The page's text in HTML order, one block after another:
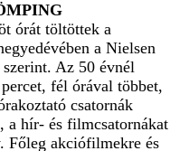
órát töltöttek a
a Nielsen
szerint. Az 50 évnél
fél órával többet,
csatornák
a hír- és filmcsatornákat
Főleg akciófilmekre és